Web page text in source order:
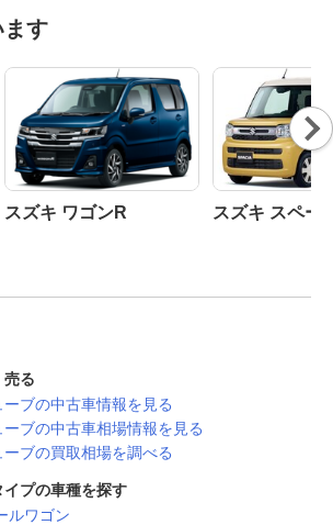
す
スズキ ワゴンR スズキ スペー
Nex
t
売る
ーブの中古車情報を見る
ーブの中古車相場情報を見る
ーブの買取相場を調べる
イプの車種を探す
ルワゴン